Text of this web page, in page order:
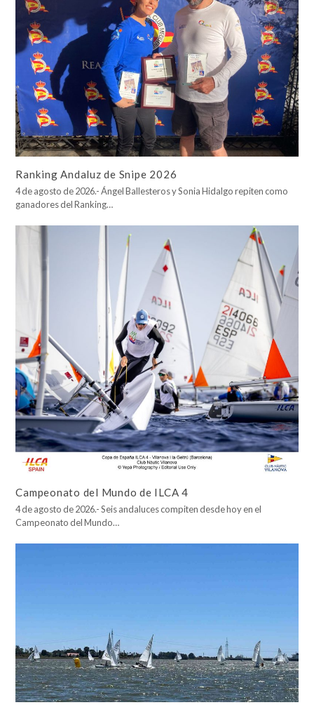
Ranking Andaluz de Snipe 2026
4 de agosto de 2026.- Ángel Ballesteros y Sonia Hidalgo repiten como
ganadores del Ranking…
Campeonato del Mundo de ILCA 4
4 de agosto de 2026.- Seis andaluces compiten desde hoy en el
Campeonato del Mundo…